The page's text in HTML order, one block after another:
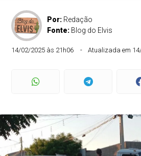
Por: Redação
Fonte: Blog do Elvis
14/02/2025 às 21h06 Atualizada em